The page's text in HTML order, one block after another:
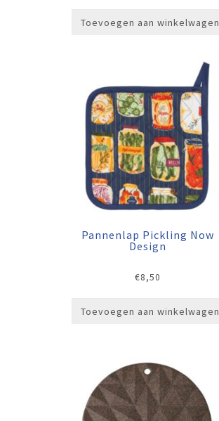
Toevoegen aan winkelwagen
Pannenlap Pickling Now
Design
€8,50
Toevoegen aan winkelwagen